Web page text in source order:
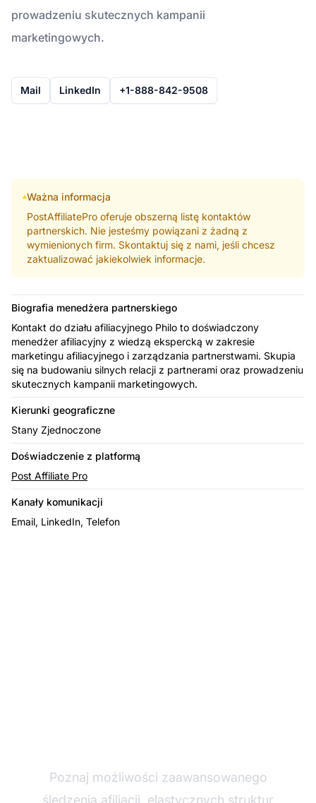
prowadzeniu skutecznych kampanii
marketingowych.
Mail LinkedIn +1-888-842-9508
Ważna informacja
PostAffiliatePro oferuje obszerną listę kontaktów
partnerskich. Nie jesteśmy powiązani z żadną z
wymienionych firm. Skontaktuj się z nami, jeśli chcesz
zaktualizować jakiekolwiek informacje.
Biografia menedżera partnerskiego
Kontakt do działu afiliacyjnego Philo to doświadczony
menedżer afiliacyjny z wiedzą ekspercką w zakresie
marketingu afiliacyjnego i zarządzania partnerstwami. Skupia
się na budowaniu silnych relacji z partnerami oraz prowadzeniu
skutecznych kampanii marketingowych.
Kierunki geograficzne
Stany Zjednoczone
Doświadczenie z platformą
Post Affiliate Pro
Kanały komunikacji
Email, LinkedIn, Telefon
Poznaj możliwości zaawansowanego
śledzenia afiliacji, elastycznych struktur